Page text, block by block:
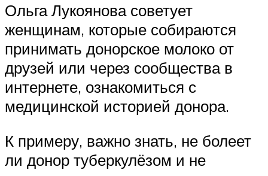
Ольга Лукоянова советует
женщинам, которые собираются
принимать донорское молоко от
друзей или через сообщества в
интернете, ознакомиться с
медицинской историей донора.
К примеру, важно знать, не болеет
ли донор туберкулёзом и не